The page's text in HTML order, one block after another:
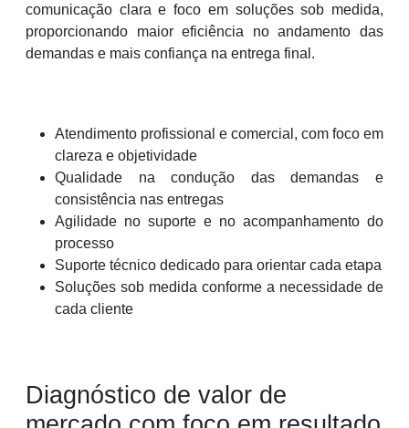
comunicação clara e foco em soluções sob medida,
proporcionando maior eficiência no andamento das
demandas e mais confiança na entrega final.
Atendimento profissional e comercial, com foco em
clareza e objetividade
Qualidade na condução das demandas e
consistência nas entregas
Agilidade no suporte e no acompanhamento do
processo
Suporte técnico dedicado para orientar cada etapa
Soluções sob medida conforme a necessidade de
cada cliente
Diagnóstico de valor de